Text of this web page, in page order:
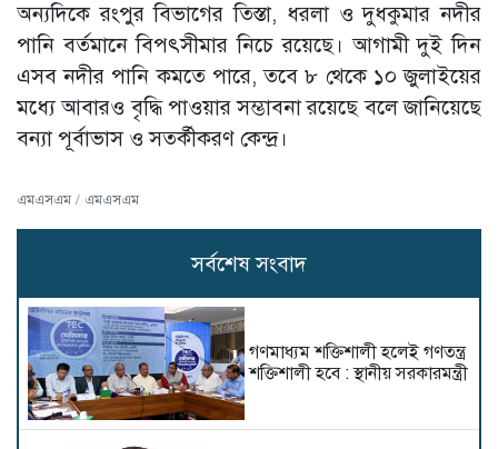
অন্যদিকে রংপুর বিভাগের তিস্তা, ধরলা ও দুধকুমার নদীর
পানি বর্তমানে বিপৎসীমার নিচে রয়েছে। আগামী দুই দিন
এসব নদীর পানি কমতে পারে, তবে ৮ থেকে ১০ জুলাইয়ের
মধ্যে আবারও বৃদ্ধি পাওয়ার সম্ভাবনা রয়েছে বলে জানিয়েছে
বন্যা পূর্বাভাস ও সতর্কীকরণ কেন্দ্র।
এমএসএম / এমএসএম
সর্বশেষ সংবাদ
গণমাধ্যম শক্তিশালী হলেই গণতন্ত্র
শক্তিশালী হবে : স্থানীয় সরকারমন্ত্রী